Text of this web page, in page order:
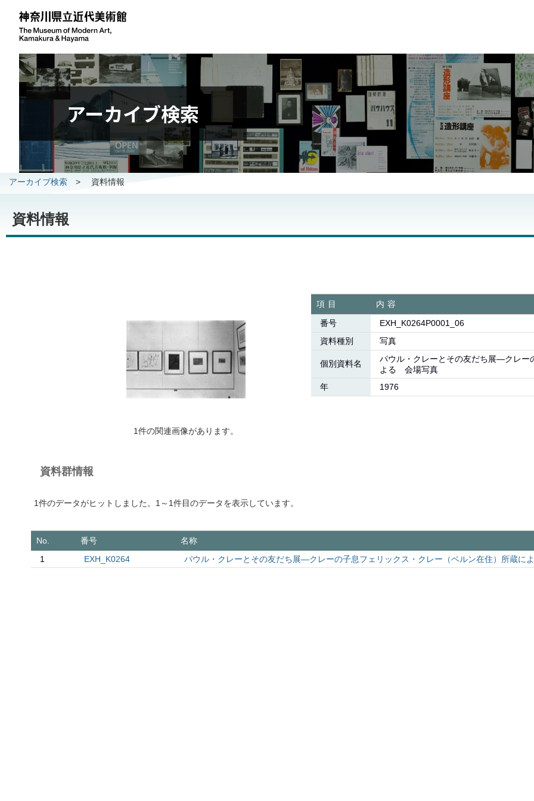
アーカイブ検索
アーカイブ検索 > 資料情報
資料情報
1件の関連画像があります。
項目
内容
番号
EXH_K0264P0001_06
資料種別
写真
個別資料名
パウル・クレーとその友だち展―クレー
よる 会場写真
年
1976
資料群情報
1件のデータがヒットしました。1～1件目のデータを表示しています。
No. 番号
名称
1
EXH_K0264 パウル・クレーとその友だち展―クレーの子息フェリックス・クレー（ベルン在住）所蔵に